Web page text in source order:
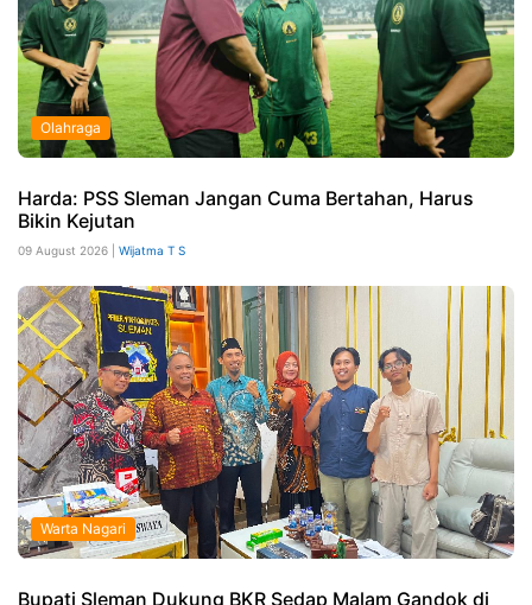
Olahraga
Harda: PSS Sleman Jangan Cuma Bertahan, Harus
Bikin Kejutan
09 August 2026 | Wijatma T S
Warta Nagari
Bupati Sleman Dukung BKR Sedap Malam Gandok di